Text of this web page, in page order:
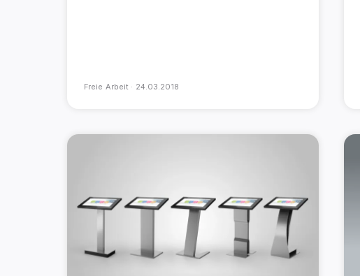
Freie Arbeit · 24.03.2018